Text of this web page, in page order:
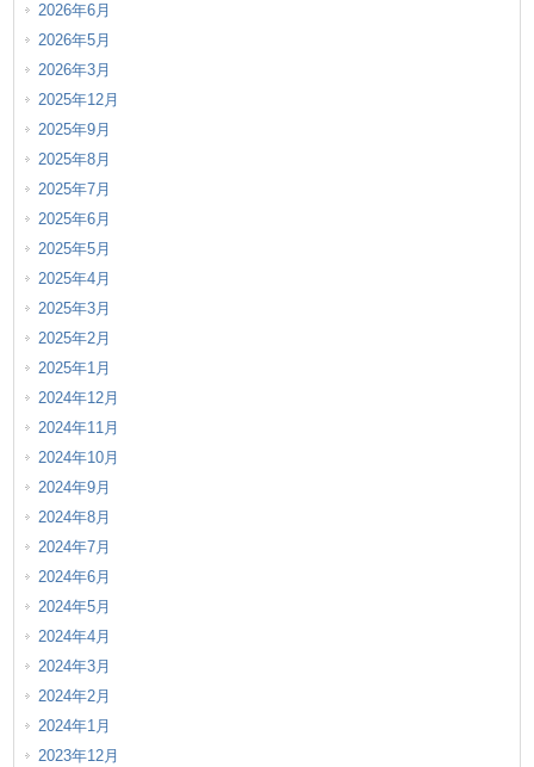
2026年6月
2026年5月
2026年3月
2025年12月
2025年9月
2025年8月
2025年7月
2025年6月
2025年5月
2025年4月
2025年3月
2025年2月
2025年1月
2024年12月
2024年11月
2024年10月
2024年9月
2024年8月
2024年7月
2024年6月
2024年5月
2024年4月
2024年3月
2024年2月
2024年1月
2023年12月